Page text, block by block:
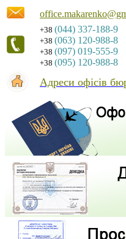
+38 (044) 337-188-9
+38 (063) 120-988-8
+38 (097) 019-555-9
+38 (095) 120-988-8
Адреси офісів